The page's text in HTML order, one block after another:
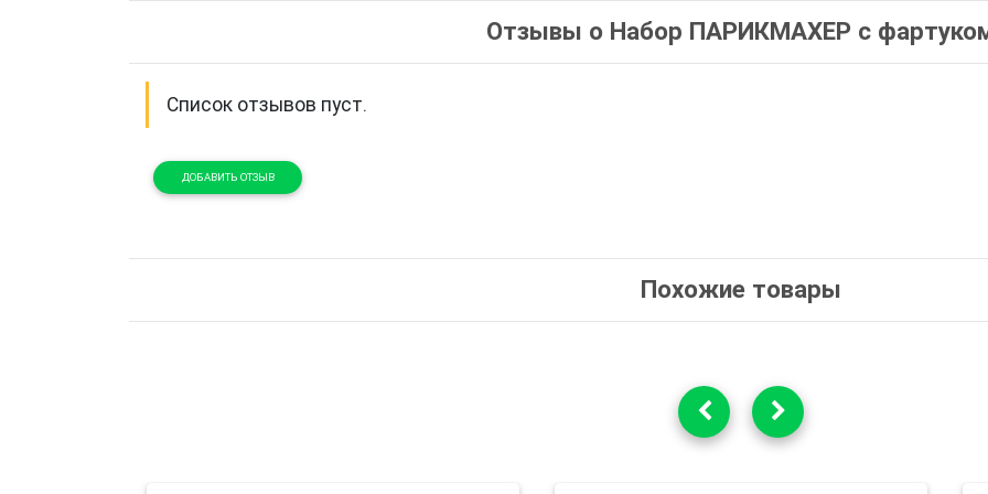
Отзывы о Набор ПАРИКМАХЕР с
Список отзывов пуст.
ДОБАВИТЬ ОТЗЫВ
Похожие товары